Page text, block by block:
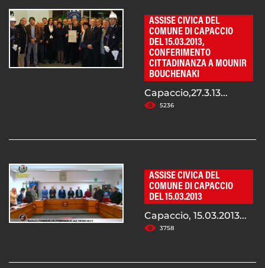
ASSISE CIVICA DEL
COMUNE DI CAPACCIO
DEL 15.03.2013,
CONFERIMENTO
CITTADINANZA A MOUNIR
BOUCHENAKI
Capaccio,27.3.13...
5236
ASSISE CIVICA DEL
COMUNE DI CAPACCIO
DEL 15.03.2013
Capaccio, 15.03.2013...
3758